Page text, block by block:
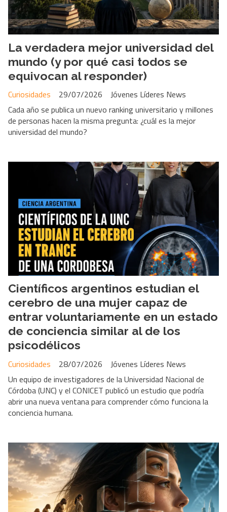
La verdadera mejor universidad del
mundo (y por qué casi todos se
equivocan al responder)
Jóvenes Líderes News
Curiosidades
29/07/2026
Cada año se publica un nuevo ranking universitario y millones
de personas hacen la misma pregunta: ¿cuál es la mejor
universidad del mundo?
Científicos argentinos estudian el
cerebro de una mujer capaz de
entrar voluntariamente en un estado
de conciencia similar al de los
psicodélicos
Jóvenes Líderes News
Curiosidades
28/07/2026
Un equipo de investigadores de la Universidad Nacional de
Córdoba (UNC) y el CONICET publicó un estudio que podría
abrir una nueva ventana para comprender cómo funciona la
conciencia humana.